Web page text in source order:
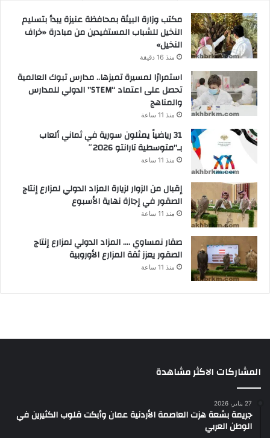
مكتب وزارة البيئة بمحافظة عنيزة يبدأ بتسليم
النخيل للشباب المستفيدين من مبادرة «خراف
النخيل»
منذ 16 دقيقة
استمرارًا لمسيرة تميزها.. مدارس تبوك العالمية
تحصل على اعتماد “STEM” الدولي للمدارس
والمناهج
منذ 11 ساعة
31 رياضياً يمثلون سورية في ثماني ألعاب
بـ”متوسطية تارانتو 2026″
منذ 11 ساعة
إقبال من الزوار لزيارة المزاد الدولي لمزارع إنتاج
الصقور في إجازة نهاية الأسبوع
منذ 11 ساعة
صقار نمساوي …. المزاد الدولي لمزارع إنتاج
الصقور يعزز ثقة المزارع الأوروبية
منذ 11 ساعة
المشاركات الاكثر مشاهدة
27 يناير، 2026
جريمة بشعة هزت العاصمة الأردنية عمان وأبكت قلوب الكثيرين في
الوطن العربي